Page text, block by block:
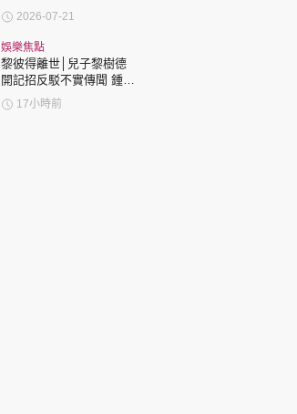
復仇：要睇住個小三崩
潰！
2026-07-21
娛樂焦點
黎彼得離世│兒子黎樹德
開記招反駁不實傳聞 鍾志
光代好友澄清：冇經濟問
題
17小時前